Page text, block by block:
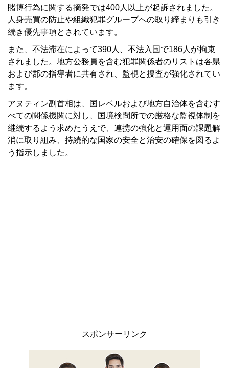
賭博行為に関する摘発では400人以上が起訴されました。
人身売買の防止や組織犯罪グループへの取り締まりも引き
続き優先事項とされています。
また、不法滞在によって390人、不法入国で186人が拘束
されました。地方公務員を含む犯罪関係者のリストは各県
および郡の指導者に共有され、監視と捜査が強化されてい
ます。
アヌティン副首相は、国レベルおよび地方自治体を含むす
べての関係機関に対し、国境検問所での厳格な監視体制を
継続するよう求めたうえで、連携の強化と運用面の課題解
消に取り組み、持続的な国家の安全と治安の確保を図るよ
う指示しました。
スポンサーリンク